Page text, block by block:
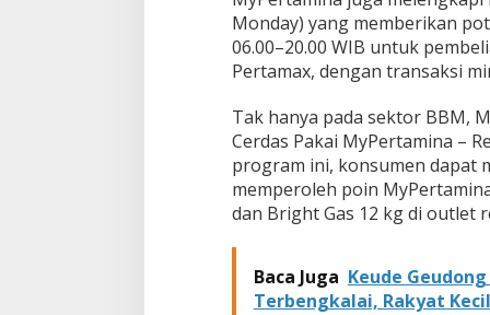
Monday) yang memberikan
06.00–20.00 WIB untuk
Pertamax, dengan transaksi
Tak hanya pada sektor BBM,
Cerdas Pakai MyPertamina –
program ini, konsumen dapat
memperoleh poin
dan Bright Gas 12 kg di outlet
Baca Juga Keude
Terbengkalai, Rakyat